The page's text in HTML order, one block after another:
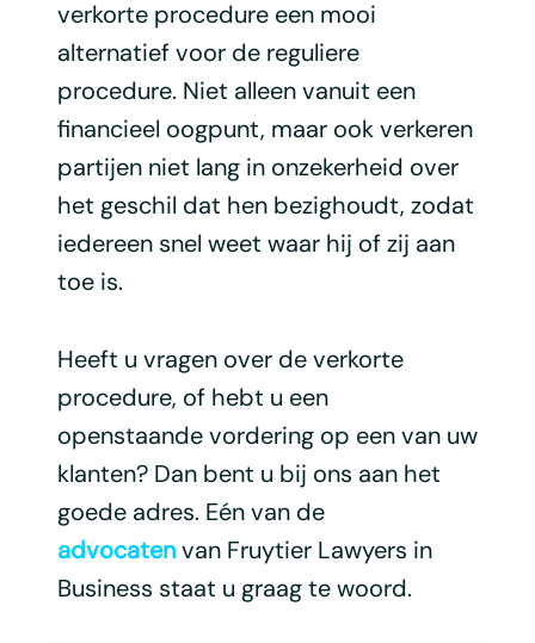
verkorte procedure een mooi
alternatief voor de reguliere
procedure. Niet alleen vanuit een
financieel oogpunt, maar ook verkeren
partijen niet lang in onzekerheid over
het geschil dat hen bezighoudt, zodat
iedereen snel weet waar hij of zij aan
toe is.
Heeft u vragen over de verkorte
procedure, of hebt u een
openstaande vordering op een van uw
klanten? Dan bent u bij ons aan het
goede adres. Eén van de
advocatenvan Fruytier Lawyers in
Business staat u graag te woord.